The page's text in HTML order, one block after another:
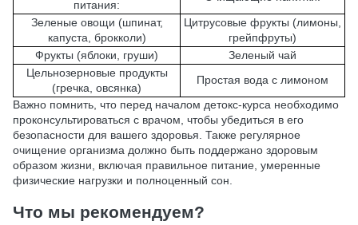
питания:
Зеленые овощи (шпинат,
капуста, брокколи)
Цитрусовые фрукты (лимоны,
грейпфруты)
Фрукты (яблоки, груши)
Зеленый чай
Цельнозерновые продукты
(гречка, овсянка)
Простая вода с лимоном
Важно помнить, что перед началом детокс-курса необходимо
проконсультироваться с врачом, чтобы убедиться в его
безопасности для вашего здоровья. Также регулярное
очищение организма должно быть поддержано здоровым
образом жизни, включая правильное питание, умеренные
физические нагрузки и полноценный сон.
Что мы рекомендуем?